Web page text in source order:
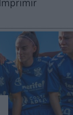
Imprimir